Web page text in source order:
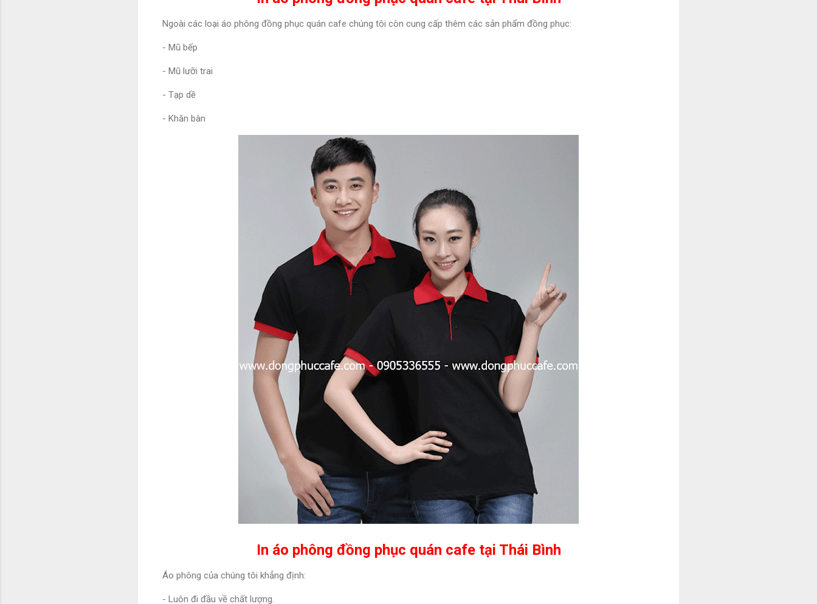
Ngoài các loại áo phông đồng phục quán cafe chúng tôi còn cung cấp thêm các sản phẩm đồng phục:
- Mũ bếp
- Mũ lưỡi trai
- Tạp dề
- Khăn bàn
In áo phông đồng phục quán cafe tại Thái Bình
Áo phông của chúng tôi khẳng định:
- Luôn đi đầu về chất lượng.